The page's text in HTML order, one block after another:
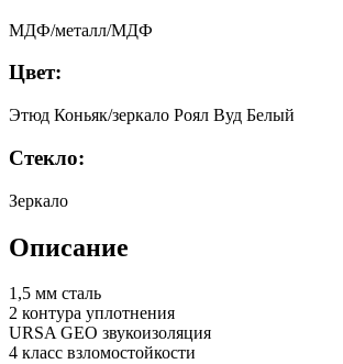
МДФ/металл/МДФ
Цвет:
Этюд Коньяк/зеркало Роял Вуд Белый
Стекло:
Зеркало
Описание
1,5 мм сталь
2 контура уплотнения
URSA GEO звукоизоляция
4 класс взломостойкости